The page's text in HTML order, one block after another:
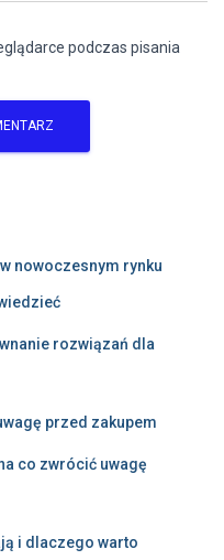
podczas pisania
nowoczesnym rynku
rozwiązań dla
przed zakupem
co zwrócić uwagę
i dlaczego warto